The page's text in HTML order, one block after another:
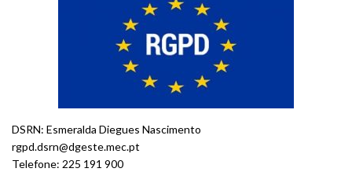
DSRN: Esmeralda Diegues Nascimento
rgpd.dsrn@dgeste.mec.pt
Telefone: 225 191 900